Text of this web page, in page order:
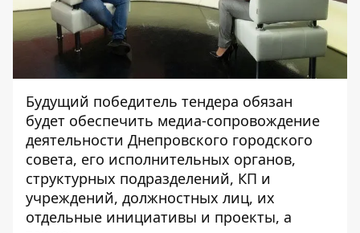
Будущий победитель тендера обязан
будет обеспечить медиа-сопровождение
деятельности Днепровского городского
совета, его исполнительных органов,
структурных подразделений, КП и
учреждений, должностных лиц, их
отдельные инициативы и проекты, а